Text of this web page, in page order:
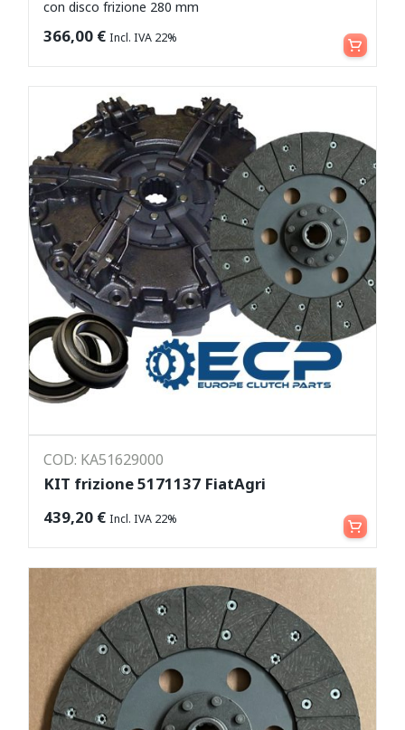
con disco frizione 280 mm
366,00 € Incl. IVA 22% Aggiungi al carrello
COD: KA51629000
KIT frizione 5171137 FiatAgri
439,20 € Incl. IVA 22% Aggiungi al carrello